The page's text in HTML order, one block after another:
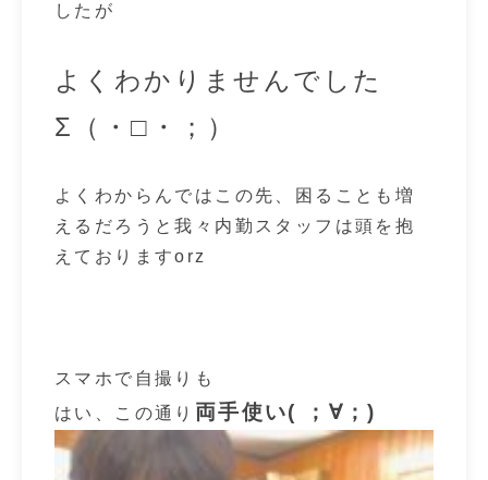
したが
よくわかりませんでした
Σ（・□・；）
よくわからんではこの先、困ることも増
えるだろうと我々内勤スタッフは頭を抱
えておりますorz
スマホで自撮りも
はい、この通り 両手使い( ；∀；)